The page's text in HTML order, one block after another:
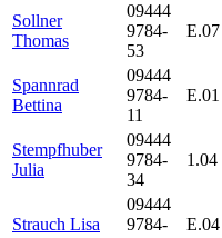
Sollner
Thomas
09444
9784-
53
E.07
Spannrad
Bettina
09444
9784-
11
E.01
Stempfhuber
Julia
09444
9784-
34
1.04
Strauch Lisa
09444
9784-
E.04